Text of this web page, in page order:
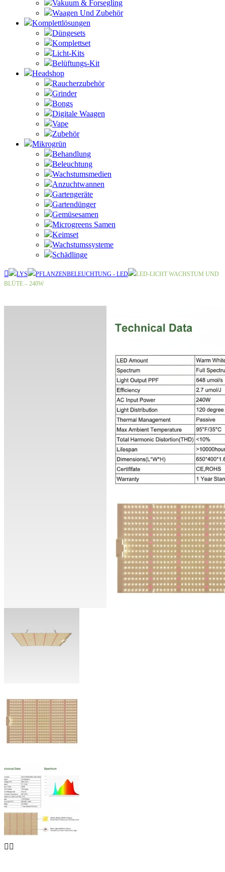
Vakuum & Forsegling
Waagen Und Zubehör
Komplettlösungen
Düngesets
Komplettset
Licht-Kits
Belüftungs-Kit
Headshop
Raucherzubehör
Grinder
Bongs
Digitale Waagen
Vape
Zubehör
Mikrogrün
Behandlung
Beleuchtung
Wachstumsmedien
Anzuchtwannen
Gartengeräte
Gartendünger
Gemüsesamen
Microgreens Samen
Keimset
Wachstumssysteme
Schädlinge
LYS PFLANZENBELEUCHTUNG - LED
LED-LICHT WACHSTUM UND
BLÜTE – 240W